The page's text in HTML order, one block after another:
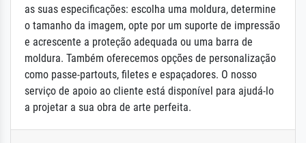
as suas especificações: escolha uma moldura, determine
o tamanho da imagem, opte por um suporte de impressão
e acrescente a proteção adequada ou uma barra de
moldura. Também oferecemos opções de personalização
como passe-partouts, filetes e espaçadores. O nosso
serviço de apoio ao cliente está disponível para ajudá-lo
a projetar a sua obra de arte perfeita.